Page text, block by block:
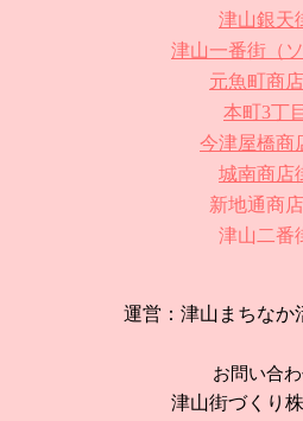
津山銀天
津山一番街（ソ
元魚町商
本町3丁目
今津屋橋商
城南商店
新地通商
津山二番
運営：津山まちなか
お問い合
津山街づくり